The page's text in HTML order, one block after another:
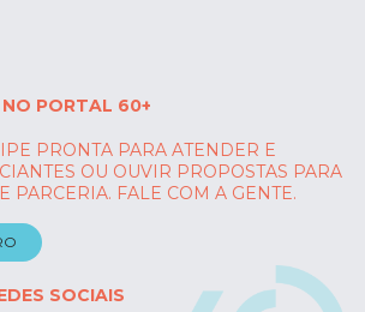
PORTAL 60+
PRONTA PARA ATENDER E
OU OUVIR PROPOSTAS PARA
PARCERIA. FALE COM A GENTE.
SOCIAIS